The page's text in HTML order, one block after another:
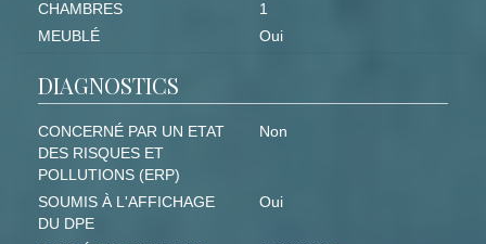
CHAMBRES
1
MEUBLÉ
Oui
DIAGNOSTICS
CONCERNÉ PAR UN ETAT
DES RISQUES ET
POLLUTIONS (ERP)
Non
SOUMIS À L'AFFICHAGE
DU DPE
Oui